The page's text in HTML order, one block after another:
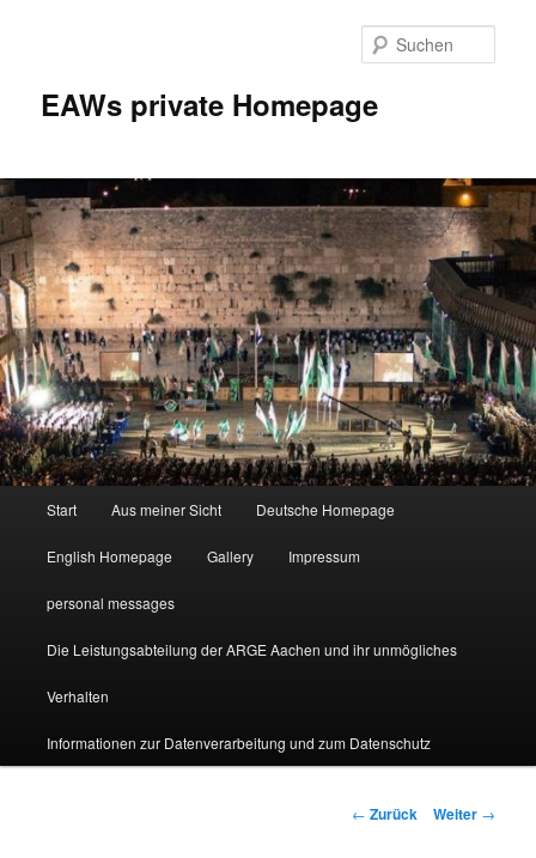
EAWs private Homepage
Start Aus meiner Sicht Deutsche Homepage
English Homepage Gallery Impressum
personal messages
Die Leistungsabteilung der ARGE Aachen und ihr unmögliches
Verhalten
Informationen zur Datenverarbeitung und zum Datenschutz
Beitragsnavigation
← Zurück Weiter →